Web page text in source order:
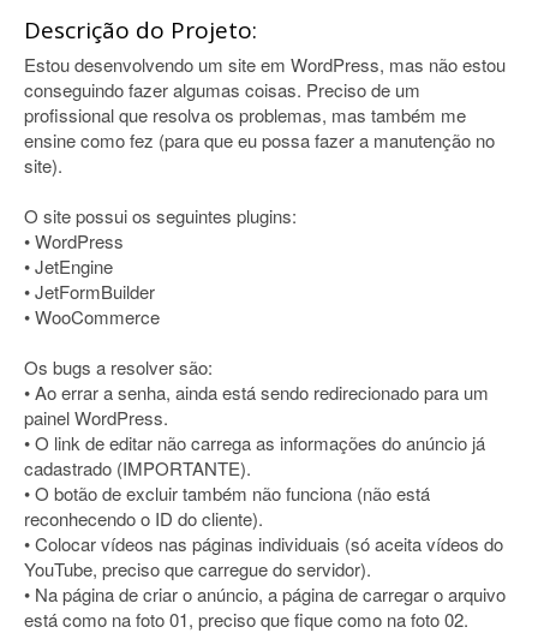
Descrição do Projeto:
Estou desenvolvendo um site em WordPress, mas não estou
conseguindo fazer algumas coisas. Preciso de um
profissional que resolva os problemas, mas também me
ensine como fez (para que eu possa fazer a manutenção no
site).
O site possui os seguintes plugins:
• WordPress
• JetEngine
• JetFormBuilder
• WooCommerce
Os bugs a resolver são:
• Ao errar a senha, ainda está sendo redirecionado para um
painel WordPress.
• O link de editar não carrega as informações do anúncio já
cadastrado (IMPORTANTE).
• O botão de excluir também não funciona (não está
reconhecendo o ID do cliente).
• Colocar vídeos nas páginas individuais (só aceita vídeos do
YouTube, preciso que carregue do servidor).
• Na página de criar o anúncio, a página de carregar o arquivo
está como na foto 01, preciso que fique como na foto 02.